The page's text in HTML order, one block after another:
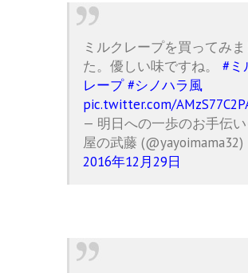
ミルクレープを買ってみま
た。優しい味ですね。 #ミ
レープ #シノハラ風
pic.twitter.com/
— 明日への一歩のお手伝
屋の武藤 (@yayoimama32)
2016年12月29日